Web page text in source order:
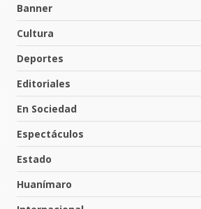
Banner
Cultura
Deportes
Editoriales
En Sociedad
Espectáculos
Estado
Huanímaro
4
Incendio en taller
5
7 de agosto de 2026